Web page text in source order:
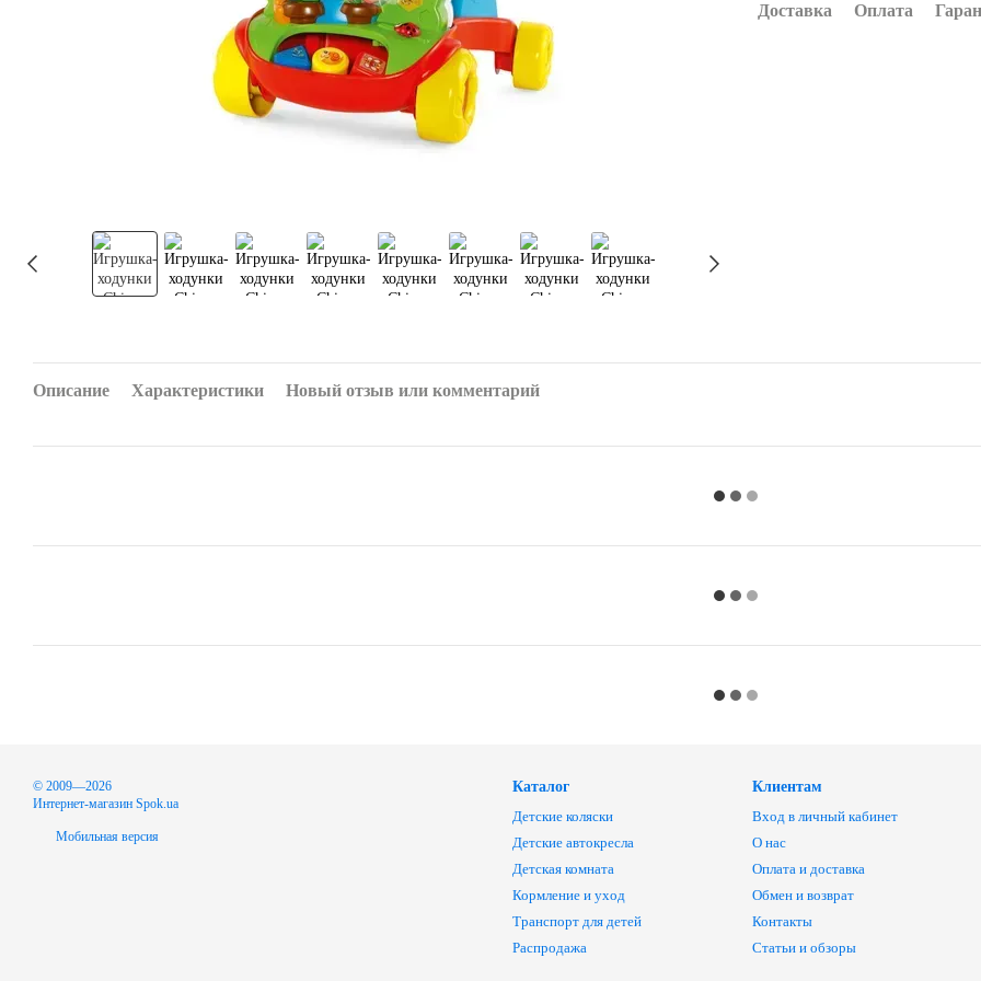
Доставка Оплата
Описание Характеристики Новый отзыв или комментарий
© 2009—2026
Интернет-магазин Spok.ua
Мобильная версия
Каталог
Детские коляски
Детские автокресла
Детская комната
Кормление и уход
Транспорт для детей
Распродажа
Клиентам
Вход в личный кабинет
О нас
Оплата и доставка
Обмен и возврат
Контакты
Статьи и обзоры